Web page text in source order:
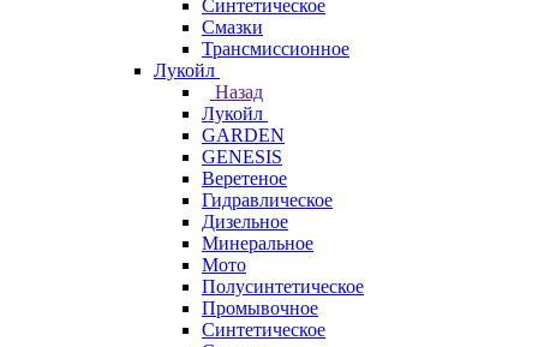
Синтетическое
Смазки
Трансмиссионное
Лукойл
Назад
Лукойл
GARDEN
GENESIS
Веретеное
Гидравлическое
Дизельное
Минеральное
Мото
Полусинтетическое
Промывочное
Синтетическое